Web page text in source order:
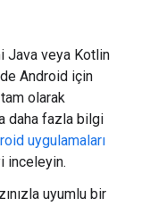
Java veya Kotlin
Android için
olarak
daha fazla bilgi
uygulamaları
inceleyin.
uyumlu bir